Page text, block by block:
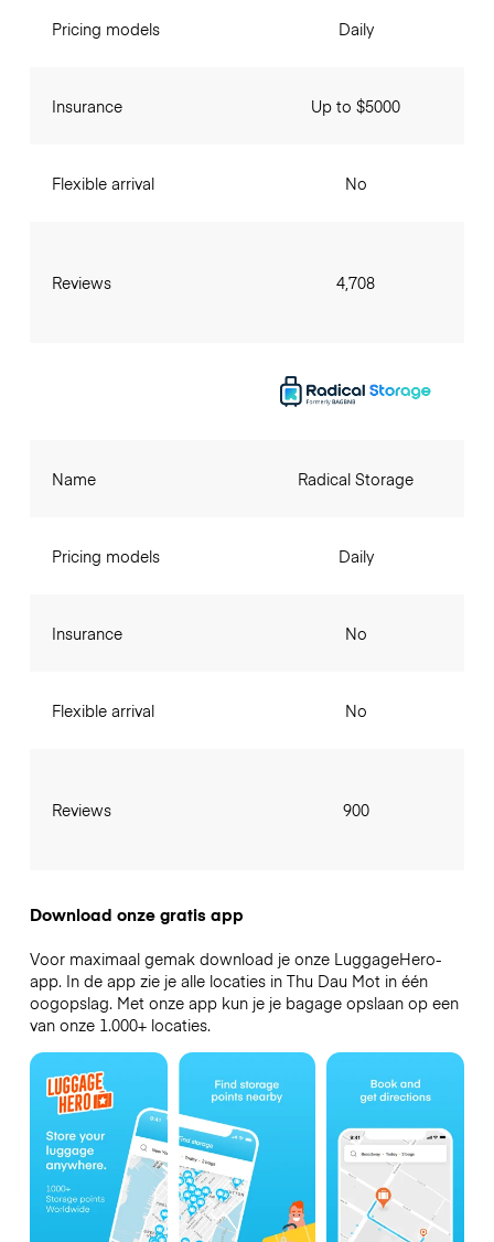
Pricing models
Insurance
Flexible arrival
Reviews
Daily
Up to $5000
No
4,708
Name
Pricing models
Insurance
Flexible arrival
Reviews
Radical Storage
Daily
No
No
900
Download onze gratis app
Voor maximaal gemak download je onze LuggageHero-
app. In de app zie je alle locaties in Thu Dau Mot in één
oogopslag. Met onze app kun je je bagage opslaan op een
van onze 1.000+ locaties.